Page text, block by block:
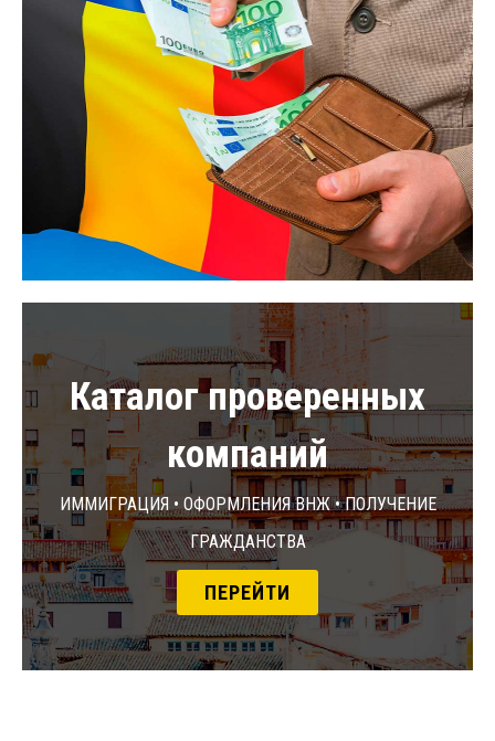
Каталог проверенных
компаний
Иммиграция • Оформления ВНЖ • Получение
гражданства
ПЕРЕЙТИ